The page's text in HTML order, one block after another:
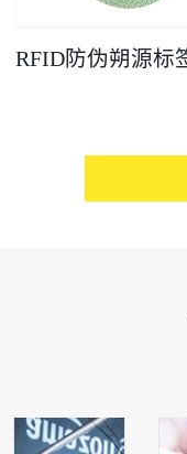
RFID防伪朔源标